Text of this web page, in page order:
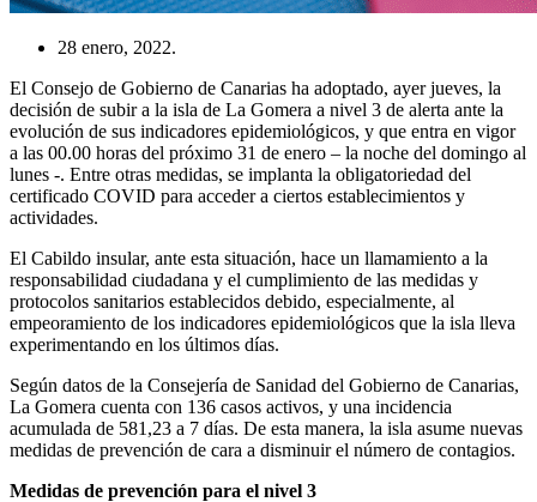
28 enero, 2022.
El Consejo de Gobierno de Canarias ha adoptado, ayer jueves, la
decisión de subir a la isla de La Gomera a nivel 3 de alerta ante la
evolución de sus indicadores epidemiológicos, y que entra en vigor
a las 00.00 horas del próximo 31 de enero – la noche del domingo al
lunes -. Entre otras medidas, se implanta la obligatoriedad del
certificado COVID para acceder a ciertos establecimientos y
actividades.
El Cabildo insular, ante esta situación, hace un llamamiento a la
responsabilidad ciudadana y el cumplimiento de las medidas y
protocolos sanitarios establecidos debido, especialmente, al
empeoramiento de los indicadores epidemiológicos que la isla lleva
experimentando en los últimos días.
Según datos de la Consejería de Sanidad del Gobierno de Canarias,
La Gomera cuenta con 136 casos activos, y una incidencia
acumulada de 581,23 a 7 días. De esta manera, la isla asume nuevas
medidas de prevención de cara a disminuir el número de contagios.
Medidas de prevención para el nivel 3